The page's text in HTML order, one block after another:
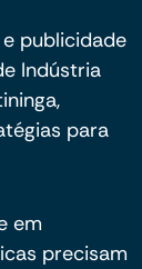
publicidade
Indústria
para
em
precisam